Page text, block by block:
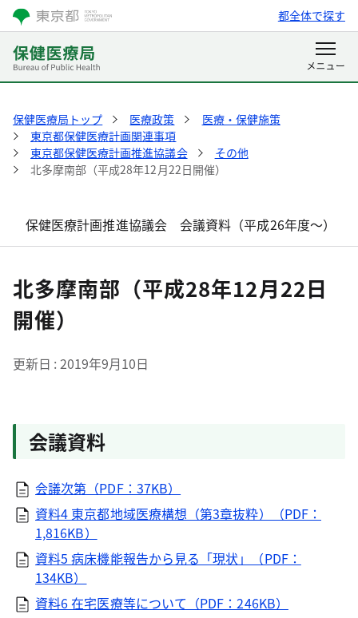
都全体で探す
保健医療局トップ 医療政策
医療・保健施策
東京都保健医療計画関連事項
東京都保健医療計画推進協議会
その他
北多摩南部（平成28年12月22日開催）
保健医療計画推進協議会 会議資料（平成26年度～）
北多摩南部（平成28年12月22日
開催）
更新日 2019年9月10日
会議資料
会議次第（PDF：37KB）
資料4 東京都地域医療構想（第3章抜粋）（PDF：
1,816KB）
資料5 病床機能報告から見る「現状」（PDF：
134KB）
資料6 在宅医療等について（PDF：246KB）